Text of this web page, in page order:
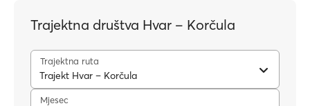
Trajektna društva Hvar – Korčula
Trajektna ruta
Trajekt Hvar – Korčula
Mjesec